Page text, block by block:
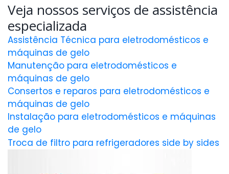
Veja nossos serviços de assistência
especializada
Assistência Técnica para eletrodomésticos e
máquinas de gelo
Manutenção para eletrodomésticos e
máquinas de gelo
Consertos e reparos para eletrodomésticos e
máquinas de gelo
Instalação para eletrodomésticos e máquinas
de gelo
Troca de filtro para refrigeradores side by sides